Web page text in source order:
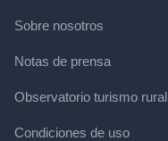
Sobre nosotros
Notas de prensa
Observatorio turismo rural
Condiciones de uso